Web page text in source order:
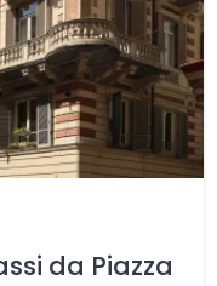
da Piazza